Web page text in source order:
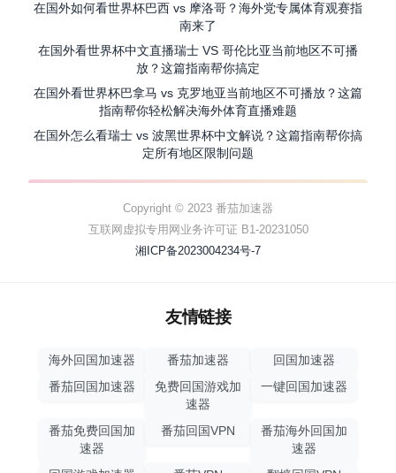
在国外如何看世界杯巴西 vs 摩洛哥？海外党专属体育观赛指
南来了
在国外看世界杯中文直播瑞士 VS 哥伦比亚当前地区不可播
放？这篇指南帮你搞定
在国外看世界杯巴拿马 vs 克罗地亚当前地区不可播放？这篇
指南帮你轻松解决海外体育直播难题
在国外怎么看瑞士 vs 波黑世界杯中文解说？这篇指南帮你搞
定所有地区限制问题
Copyright © 2023 番茄加速器
互联网虚拟专用网业务许可证 B1-20231050
湘ICP备2023004234号-7
友情链接
海外回国加速器 番茄加速器
回国加速器
番茄回国加速器
免费回国游戏加
速器
一键回国加速器
番茄免费回国加
速器
番茄回国VPN
番茄海外回国加
速器